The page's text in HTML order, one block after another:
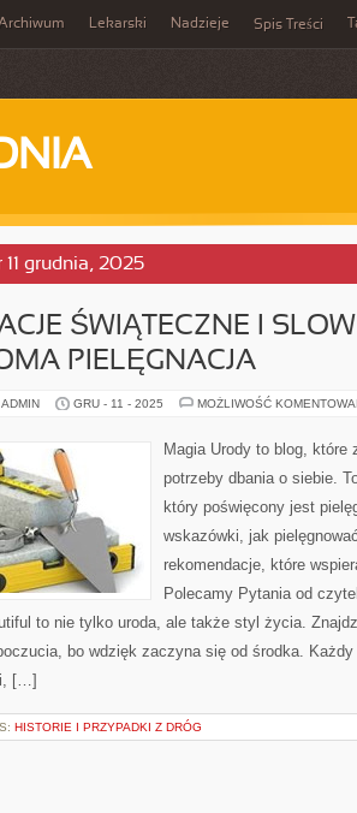
Lekarski Nadzieje Spis Treści
grudnia, 2025
ŚWIĄTECZNE I
PIELĘGNACJA
GRU - 11 - 2025 MOŻLIWOŚĆ
Magia Urody to blog, które
potrzeby dbania o siebie.
który poświęcony jest
wskazówki, jak
rekomendacje, które
Polecamy Pytania od
to nie tylko uroda, ale także styl życia.
bo wdzięk zaczyna się od środka. Każdy
[…]
HISTORIE I PRZYPADKI Z DRÓG